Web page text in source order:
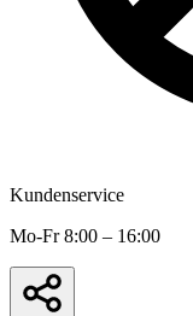
Kundenservice
Mo-Fr 8:00 – 16:00